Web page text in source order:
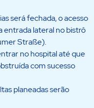
será fechada, o acesso
entrada lateral no bistrô
Straße).
no hospital até que
com sucesso
planeadas serão